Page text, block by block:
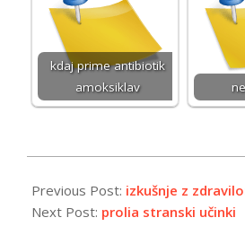
kdaj prime antibiotik
amoksiklav
01-
14
Previous Post: izkušnje z
Next Post: prolia stranski učinki